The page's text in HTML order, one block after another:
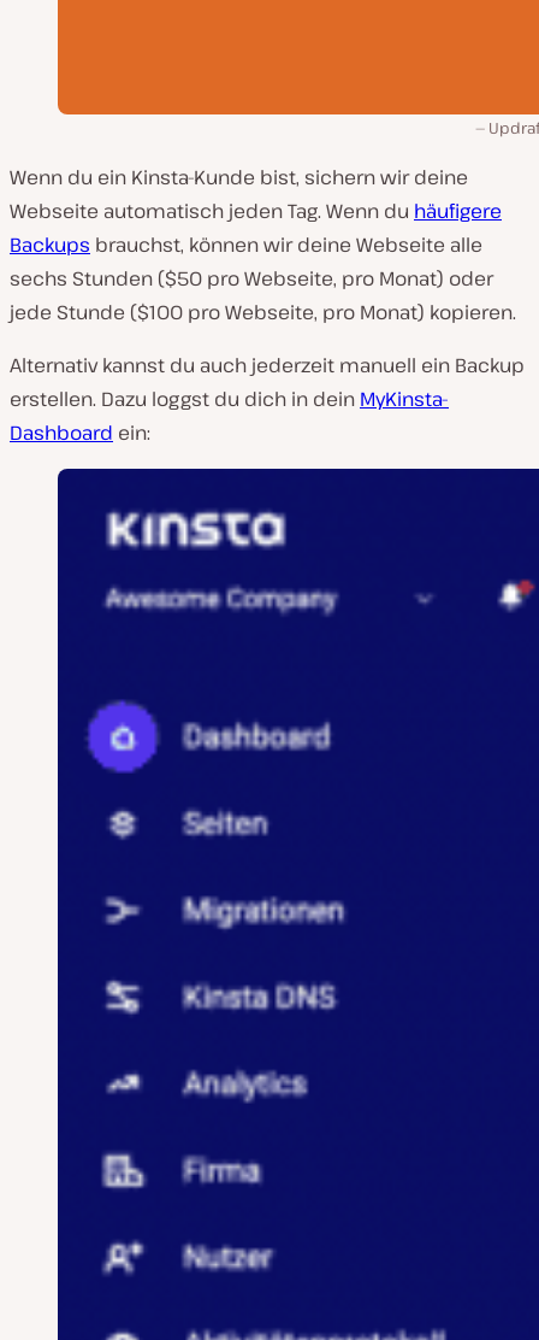
Wenn du ein Kinsta-Kunde bist, sichern wir deine
Webseite automatisch jeden Tag. Wenn du häufigere
Backups brauchst, können wir deine Webseite alle
sechs Stunden ($50 pro Webseite, pro Monat) oder
jede Stunde ($100 pro Webseite, pro Monat) kopieren.
Alternativ kannst du auch jederzeit manuell ein Backup
erstellen. Dazu loggst du dich in dein MyKinsta-
Dashboard ein: